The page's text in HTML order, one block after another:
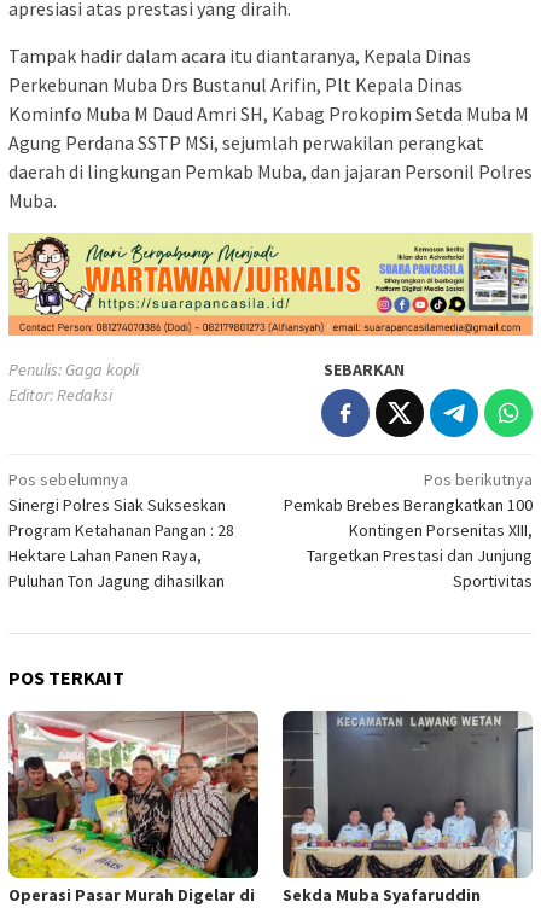
apresiasi atas prestasi yang diraih.
Tampak hadir dalam acara itu diantaranya, Kepala Dinas
Perkebunan Muba Drs Bustanul Arifin, Plt Kepala Dinas
Kominfo Muba M Daud Amri SH, Kabag Prokopim Setda Muba M
Agung Perdana SSTP MSi, sejumlah perwakilan perangkat
daerah di lingkungan Pemkab Muba, dan jajaran Personil Polres
Muba.
Penulis: Gaga kopli
Editor: Redaksi
SEBARKAN
Navigasi
pos
Pos sebelumnya
Sinergi Polres Siak Sukseskan
Program Ketahanan Pangan : 28
Hektare Lahan Panen Raya,
Puluhan Ton Jagung dihasilkan
Pos berikutnya
Pemkab Brebes Berangkatkan 100
Kontingen Porsenitas XIII,
Targetkan Prestasi dan Junjung
Sportivitas
POS TERKAIT
Operasi Pasar Murah Digelar di
Sekda Muba Syafaruddin